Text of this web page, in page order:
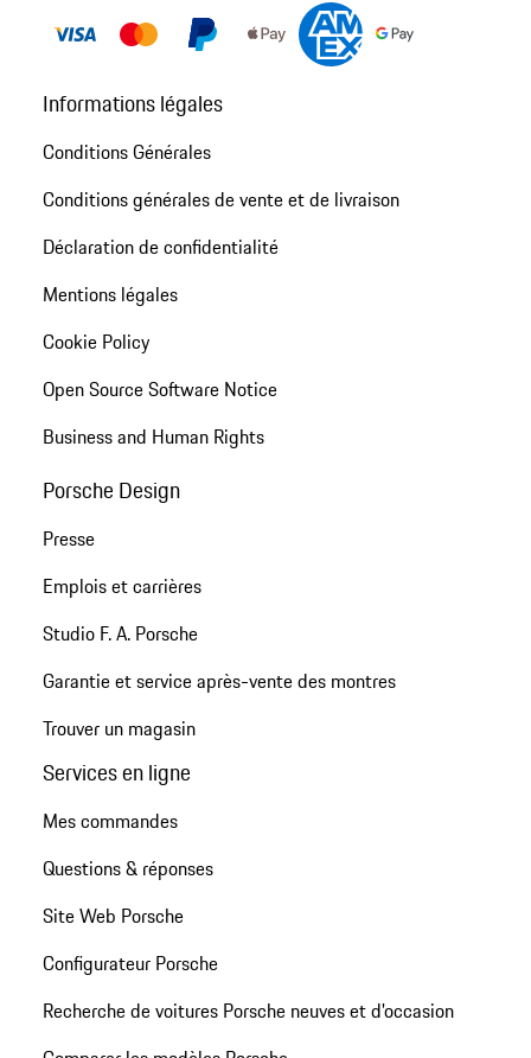
Informations légales
Conditions Générales
Conditions générales de vente et de livraison
Déclaration de confidentialité
Mentions légales
Cookie Policy
Open Source Software Notice
Business and Human Rights
Porsche Design
Presse
Emplois et carrières
Studio F. A. Porsche
Garantie et service après-vente des montres
Trouver un magasin
Services en ligne
Mes commandes
Questions & réponses
Site Web Porsche
Configurateur Porsche
Recherche de voitures Porsche neuves et d'occasion